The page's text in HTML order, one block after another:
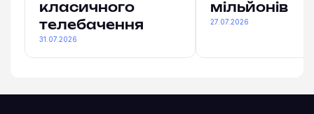
класичного
телебачення
31.07.2026
мільйонів
27.07.2026